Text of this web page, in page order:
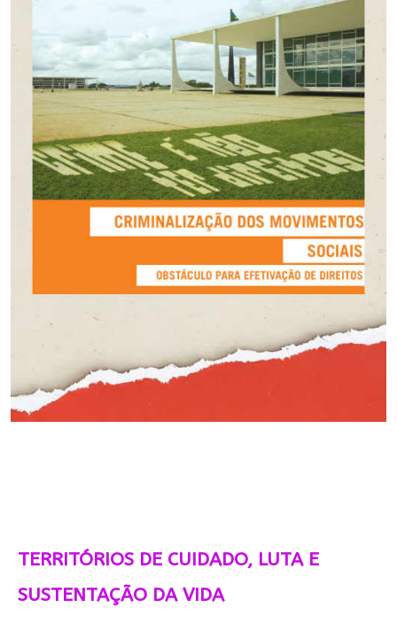
TERRITÓRIOS DE CUIDADO, LUTA E
SUSTENTAÇÃO DA VIDA